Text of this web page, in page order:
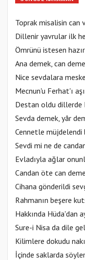
Toprak misalisin can
Dillenir yavrular ilk
Ömrünü istesen
Ana demek, can
Nice sevdalara
Mecnun'u Ferhat'ı
Destan oldu dillerde
Sevda demek, yâr
Cennetle müjdelendi
Sevdi mi ne de
Evladıyla ağlar
Candan öte can
Cihana gönderildi
Rahmanın beşere
Hakkında Hüda'dan
Sure-i Nisa da dile
Kilimlere dokudu
İçinde saklarda